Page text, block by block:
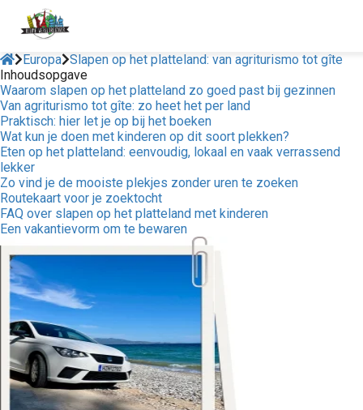
Europa Slapen op het platteland: van agriturismo tot gîte
Inhoudsopgave
Waarom slapen op het platteland zo goed past bij gezinnen
Van agriturismo tot gîte: zo heet het per land
Praktisch: hier let je op bij het boeken
Wat kun je doen met kinderen op dit soort plekken?
Eten op het platteland: eenvoudig, lokaal en vaak verrassend
lekker
Zo vind je de mooiste plekjes zonder uren te zoeken
Routekaart voor je zoektocht
FAQ over slapen op het platteland met kinderen
Een vakantievorm om te bewaren